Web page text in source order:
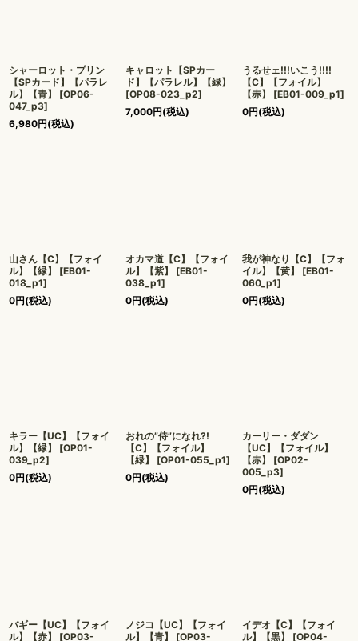
シャーロット・プリン
【SPカード】【パラレ
ル】【青】
[OP06-
047_p3]
6,980円(税込)
キャロット【SPカー
ド】【パラレル】【緑】
[OP08-023_p2]
7,000円(税込)
うるせェ!!!いこう!!!!
【C】【フォイル】
【赤】
[EB01-009_p1]
0円(税込)
山さん【C】【フォイ
ル】【緑】
[EB01-
018_p1]
0円(税込)
オカマ道【C】【フォイ
ル】【紫】
[EB01-
038_p1]
0円(税込)
我が神なり【C】【フォ
イル】【黄】
[EB01-
060_p1]
0円(税込)
キラー【UC】【フォイ
ル】【緑】
[OP01-
039_p2]
0円(税込)
おれの”侍”になれ?!
【C】【フォイル】
【緑】
[OP01-055_p1]
0円(税込)
カーリー・ダダン
【UC】【フォイル】
【赤】
[OP02-
005_p3]
0円(税込)
バギー【UC】【フォイ
ル】【赤】
[OP03-
ノジコ【UC】【フォイ
ル】【青】
[OP03-
イデオ【C】【フォイ
ル】【黒】
[OP04-